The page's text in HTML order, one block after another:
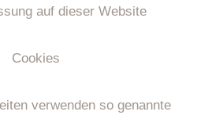
auf dieser Website
Cookies
verwenden so genannte